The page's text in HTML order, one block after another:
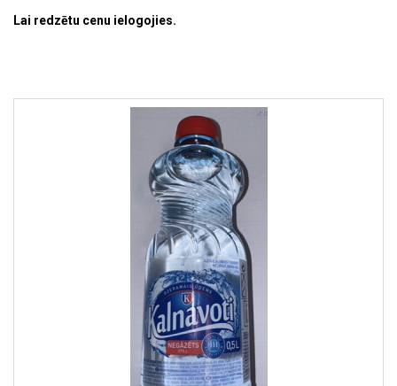
Lai redzētu cenu ielogojies.